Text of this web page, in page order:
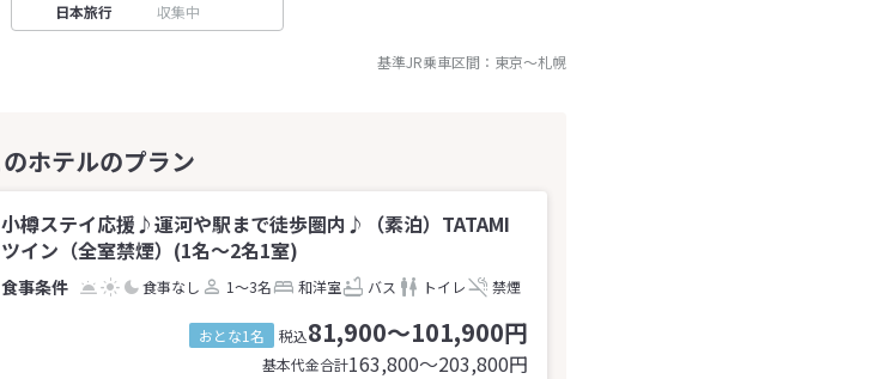
日本旅行 収集中
基準JR乗車区間： 東京～札幌
小樽ステイ応援♪運河や駅まで徒歩圏内♪（素泊）TATAMI
ツイン（全室禁煙）(1名～2名1室)
食事なし 1～3名 和洋室 バス トイレ 禁煙
おとな1名 税込81,900～101,900円
基本代金合計163,800〜203,800円